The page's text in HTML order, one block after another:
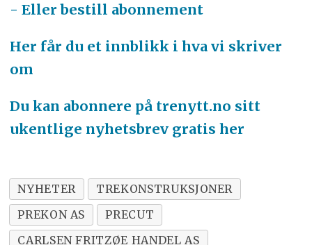
- Eller bestill abonnement
Her får du et innblikk i hva vi skriver
om
Du kan abonnere på trenytt.no sitt
ukentlige nyhetsbrev gratis her
NYHETER
TREKONSTRUKSJONER
PREKON AS
PRECUT
CARLSEN FRITZØE HANDEL AS